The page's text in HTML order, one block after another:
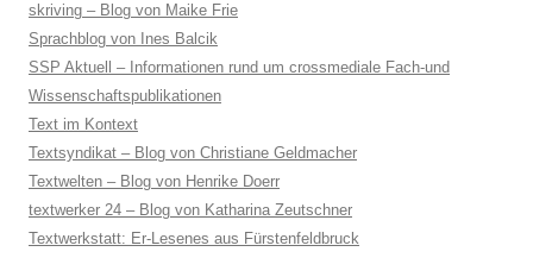
skriving – Blog von Maike Frie
Sprachblog von Ines Balcik
SSP Aktuell – Informationen rund um crossmediale Fach-und
Wissenschaftspublikationen
Text im Kontext
Textsyndikat – Blog von Christiane Geldmacher
Textwelten – Blog von Henrike Doerr
textwerker 24 – Blog von Katharina Zeutschner
Textwerkstatt: Er-Lesenes aus Fürstenfeldbruck